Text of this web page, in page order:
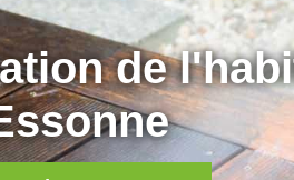
de